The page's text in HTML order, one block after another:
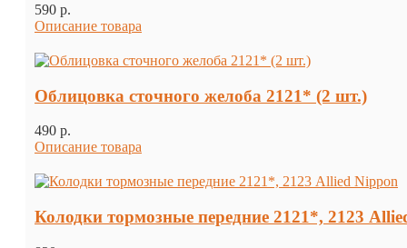
590 p.
Описание товара
Облицовка сточного желоба 2121* (2 шт.)
490 p.
Описание товара
Колодки тормозные передние 2121*, 2123